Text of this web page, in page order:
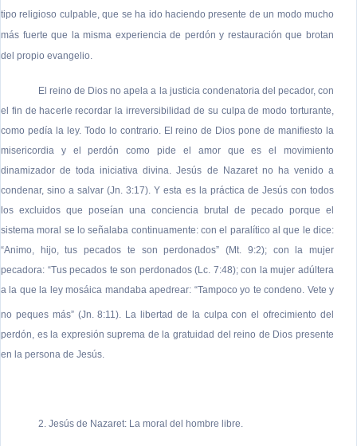
tipo religioso culpable, que se ha ido haciendo presente de un modo mucho
más fuerte que la misma experiencia de perdón y restauración que brotan
del propio evangelio.
El reino de Dios no apela a la justicia condenatoria del pecador, con
el fin de hacerle recordar la irreversibilidad de su culpa de modo torturante,
como pedía la ley. Todo lo contrario. El reino de Dios pone de manifiesto la
misericordia y el perdón como pide el amor que es el movimiento
dinamizador de toda iniciativa divina. Jesús de Nazaret no ha venido a
condenar, sino a salvar (Jn. 3:17). Y esta es la práctica de Jesús con todos
los excluidos que poseían una conciencia brutal de pecado porque el
sistema moral se lo señalaba continuamente: con el paralítico al que le dice:
“Animo, hijo, tus pecados te son perdonados” (Mt. 9:2); con la mujer
pecadora: “Tus pecados te son perdonados (Lc. 7:48); con la mujer adúltera
a la que la ley mosáica mandaba apedrear: “Tampoco yo te condeno. Vete y
no peques más” (Jn. 8:11) . La libertad de la culpa con el ofrecimiento del
perdón, es la expresión suprema de la gratuidad del reino de Dios presente
en la persona de Jesús.
2. Jesús de Nazaret: La moral del hombre libre.